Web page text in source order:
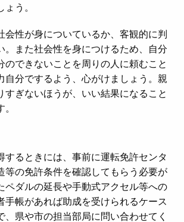
ょう。
会性が身についているか、客観的に判
。また社会性を身につけるため、自分
のできないことを周りの人に頼むこと
自分でするよう、心がけましょう。親
すぎないほうが、いい結果になること
するときには、事前に運転免許センタ
等の免許条件を確認してもらう必要が
ペダルの延長や手動式アクセル等への
手帳があれば助成を受けられるケース
、県や市の担当部局に問い合わせてく